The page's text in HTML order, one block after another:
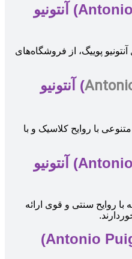
عطر و ادکلن (Antonio Puig) آنتونیو
پوییگ، از فروشگاه‌های
) آنتونیو
با روایح کلاسیک و با
عطر و ادکلن (Antonio Puig) آنتونیو
با روایح سنتی و قوی ارائه
انواع عطر و ادکلن (Antonio Puig)